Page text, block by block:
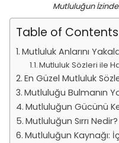
Mutluluğun
Table of Contents
Mutluluk Anlarını
Mutluluk Sözleri ile
En Güzel Mutluluk
Mutluluğu Bulmanın
Mutluluğun Gücünü
Mutluluğun Sırrı Nedir?
Mutluluğun Kaynağı: